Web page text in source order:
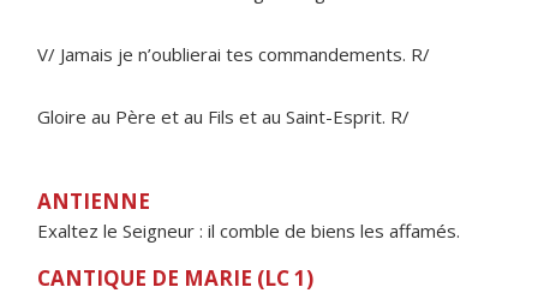
V/ Jamais je n’oublierai tes commandements. R/
Gloire au Père et au Fils et au Saint-Esprit. R/
ANTIENNE
Exaltez le Seigneur : il comble de biens les affamés.
CANTIQUE DE MARIE (LC 1)